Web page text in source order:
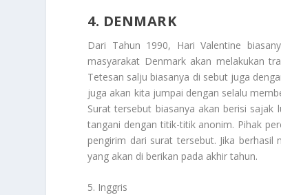
4. DENMARK
Dari Tahun 1990, Hari Valentine
masyarakat Denmark akan melakukan
Tetesan salju biasanya di sebut juga
juga akan kita jumpai dengan selalu
Surat tersebut biasanya akan berisi
tangani dengan titik-titik anonim. Pihak
pengirim dari surat tersebut. Jika
yang akan di berikan pada akhir tahun.
5. Inggris